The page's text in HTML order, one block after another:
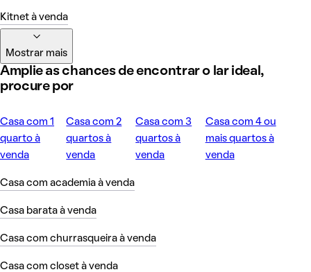
Kitnet à venda
Mostrar mais
Amplie as chances de encontrar o lar ideal,
procure por
Casa com 1
quarto à
venda
Casa com 2
quartos à
venda
Casa com 3
quartos à
venda
Casa com 4 ou
mais quartos à
venda
Casa com academia à venda
Casa barata à venda
Casa com churrasqueira à venda
Casa com closet à venda